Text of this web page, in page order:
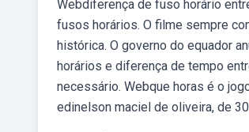
Webdiferença de fuso horário
fusos horários. O filme sempre
histórica. O governo do equador
horários e diferença de tempo
necessário. Webque horas é o
edinelson maciel de oliveira, de